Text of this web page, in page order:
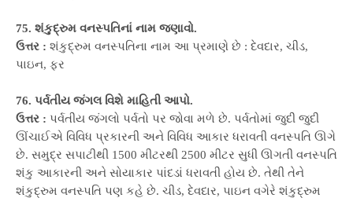
75. શંકુદ્રુમ વનસ્પતિનાં નામ જણાવો.
ઉત્તર : શંકુદ્રુમ વનસ્પતિના નામ આ પ્રમાણે છે : દેવદાર, ચીડ,
પાઇન, ફર
76. પર્વતીય જંગલ વિશે માહિતી આપો.
ઉત્તર : પર્વતીય જંગલો પર્વતો પર જોવા મળે છે. પર્વતોમાં જુદી જુદી
ઊંચાઈએ વિવિધ પ્રકારની અને વિવિધ આકાર ધરાવતી વનસ્પતિ ઊગે
છે. સમુદ્ર સપાટીથી 1500 મીટરથી 2500 મીટર સુધી ઊગતી વનસ્પતિ
શંકુ આકારની અને સોયાકાર પાંદડાં ધરાવતી હોય છે. તેથી તેને
શંકુદ્રુમ વનસ્પતિ પણ કહે છે. ચીડ, દેવદાર, પાઇન વગેરે શંકુદ્રુમ